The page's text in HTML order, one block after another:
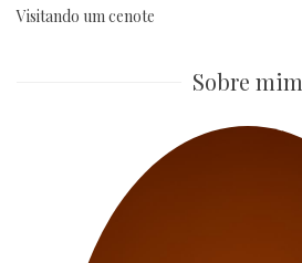
Visitando um cenote
Sobre mim